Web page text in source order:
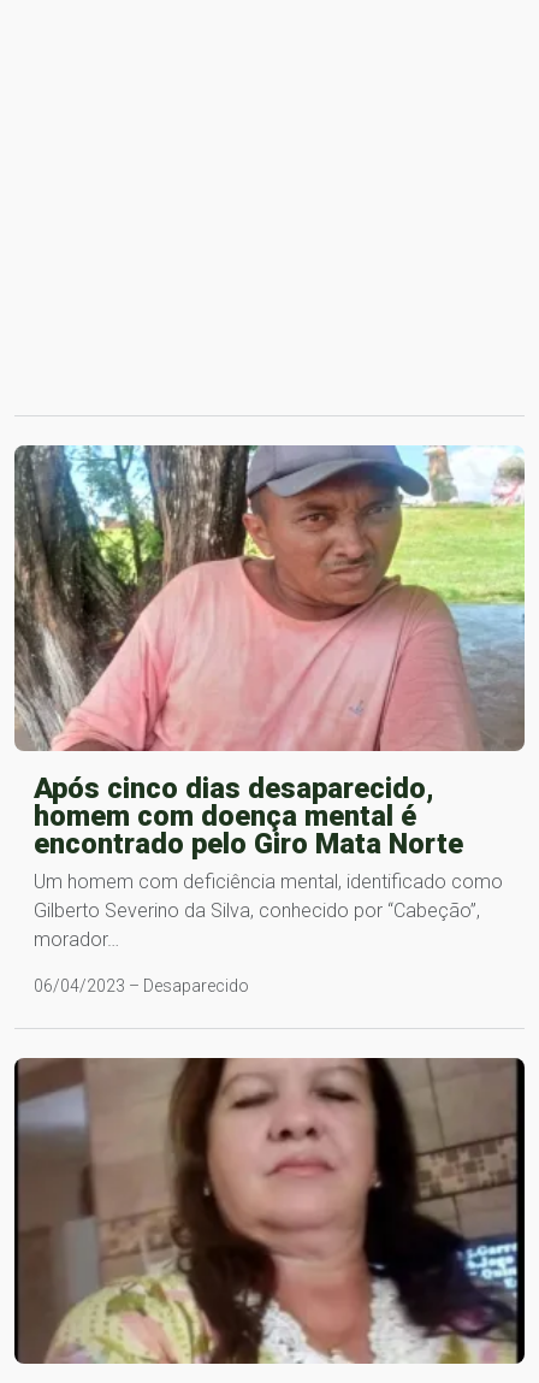
Após cinco dias desaparecido,
homem com doença mental é
encontrado pelo Giro Mata Norte
Um homem com deficiência mental, identificado como
Gilberto Severino da Silva, conhecido por “Cabeção”,
morador…
06/04/2023 – Desaparecido